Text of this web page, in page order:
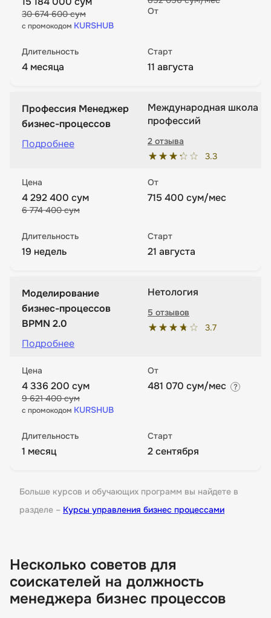
30 674 600 сум
с промокодом KURSHUB
От
Длительность
4 месяца
Старт
11 августа
Профессия Менеджер
бизнес-процессов
Подробнее
Международная школа
профессий
3.3
2 отзыва
Цена
4 292 400 сум
6 774 400 сум
От
715 400 сум/мес
Длительность
19 недель
Старт
21 августа
Моделирование
бизнес-процессов
BPMN 2.0
Подробнее
Нетология
3.7
5 отзывов
Цена
4 336 200 сум
9 621 400 сум
с промокодом KURSHUB
От
481 070 сум/мес
Длительность
1 месяц
Старт
2 сентября
Больше курсов и обучающих программ вы найдете в
разделе – Курсы управления бизнес процессами
Несколько советов для
соискателей на должность
менеджера бизнес процессов